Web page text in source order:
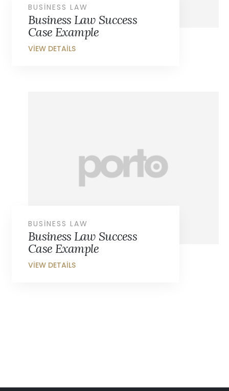
Business Law Success
Case Example
BUSINESS LAW
Business Law Success
Case Example
BUSINESS LAW